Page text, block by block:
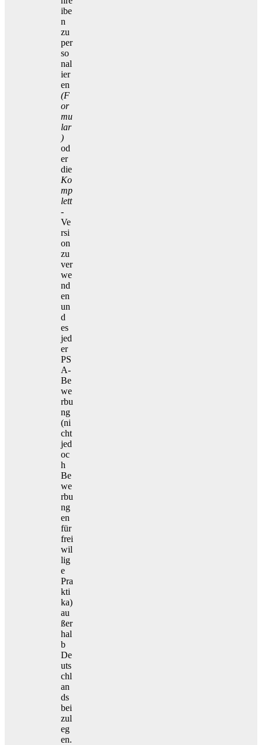
ibe
n
zu
per
so
nal
ier
en
(F
or
mu
lar
)
od
er
die
Ko
mp
lett
-
Ve
rsi
on
zu
ver
we
nd
en
un
d
es
jed
er
PS
A-
Be
we
rbu
ng
(ni
cht
jed
oc
h
Be
we
rbu
ng
en
für
frei
wil
lig
e
Pra
kti
ka)
au
ßer
hal
b
De
uts
chl
an
ds
bei
zul
eg
en.